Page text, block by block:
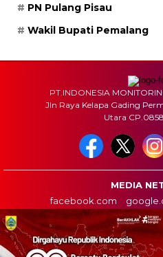
PN Pulang Pisau
Wakil Bupati Pemalang
PT.INDONESIA
Jln Raya Kelapa Gading
Utara
MEDIA
facebook.com
HOME BOX